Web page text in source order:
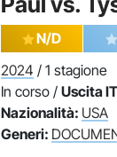
N/D
2024 / 1 stagione
In corso / Uscita
Nazionalità: USA
Generi: